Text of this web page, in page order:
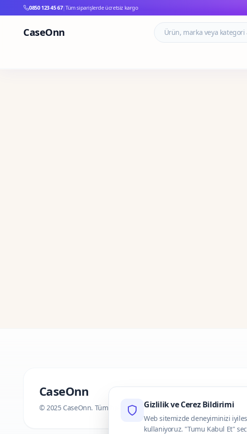
0850 123 45 67|Tüm siparişlerde ücretsiz kargo
CaseOnn
CaseOnn
© 2025 CaseOnn. Tüm hakları saklıdır.Gizlilik ve Cerez Bildirimi
Web sitemizde deneyiminizi
kullaniyoruz. "Tumu Kabul Et"